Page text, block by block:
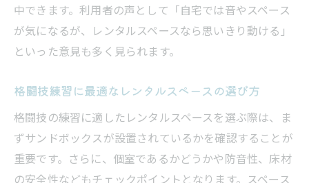
る理由
格闘技練習に役立つレンタルスペース活用術
格闘技に最適なレンタルスペースの選び方
法を解説
格闘技トレーニングにレンタルスペースが
人気の理由
中できます。利用者の声として「自宅では音やスペース
が気になるが、レンタルスペースなら思いきり動ける」
といった意見も多く見られます。
格闘技練習に最適なレンタルスペースの選び方
格闘技の練習に適したレンタルスペースを選ぶ際は、ま
ずサンドボックスが設置されているかを確認することが
重要です。さらに、個室であるかどうかや防音性、床材
の安全性などもチェックポイントとなります。スペース